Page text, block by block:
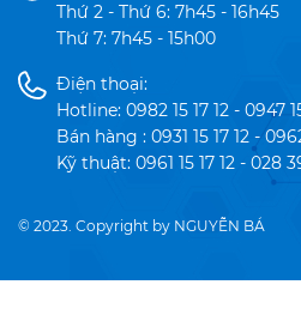
Thứ 2 - Thứ 6: 7h45 - 16h45
Thứ 7: 7h45 - 15h00
Điện thoại:
Hotline: 0982 15 17 12 - 0947
Bán hàng : 0931 15 17 12 -
Kỹ thuật: 0961 15 17 12 - 028
© 2023. Copyright by NGUYỄN BÁ